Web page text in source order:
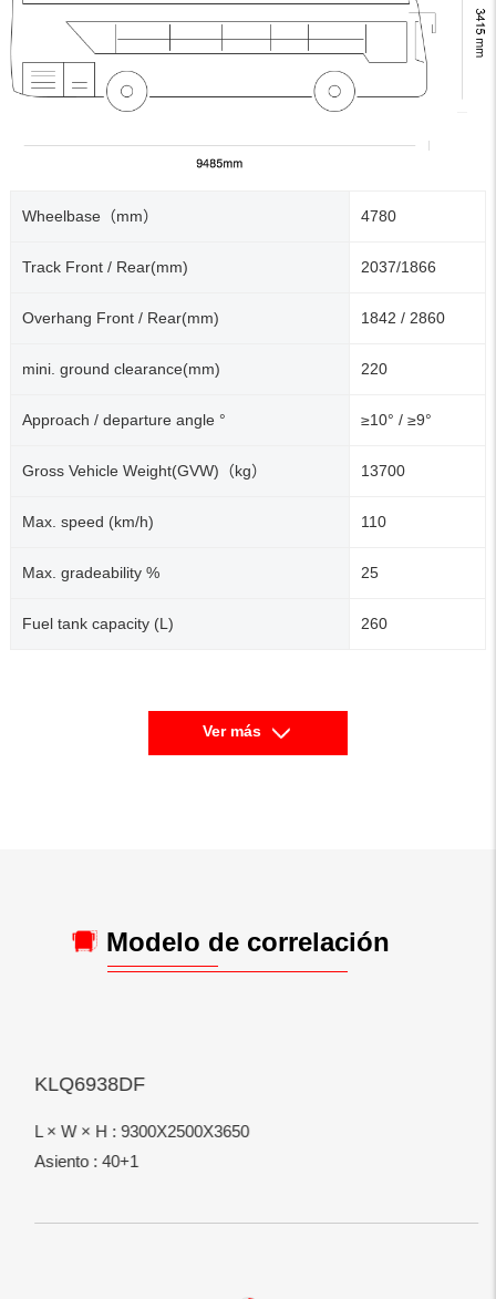
Wheelbase（mm） 4780
Track Front / Rear(mm) 2037/1866
Overhang Front / Rear(mm) 1842 / 2860
mini. ground clearance(mm) 220
Approach / departure angle ° ≥10° / ≥9°
Gross Vehicle Weight(GVW)（kg） 13700
Max. speed (km/h) 110
Max. gradeability % 25
Fuel tank capacity (L) 260
Ver más
Modelo de correlación
KLQ6938DF
L × W × H : 9300X2500X3650
Asiento : 40+1